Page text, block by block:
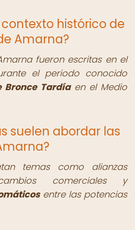
contexto histórico de
Amarna?
fueron escritas en el
el periodo conocido
Bronce Tardíaen el Medio
suelen abordar las
temas como alianzas
comerciales y
entre las potencias